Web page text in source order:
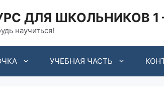
ДЛЯ ШКОЛЬНИКОВ 1
научиться!
УЧЕБНАЯ ЧАСТЬ